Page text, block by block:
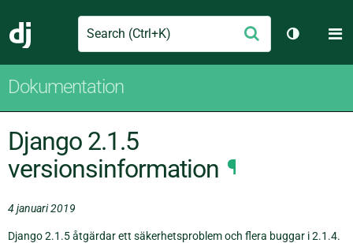
Django
Search Skicka
Växla
Dokumentation
Django 2.1.5
versionsinformation ¶
4 januari 2019
Django 2.1.5 åtgärdar ett säkerhetsproblem och flera buggar i 2.1.4.